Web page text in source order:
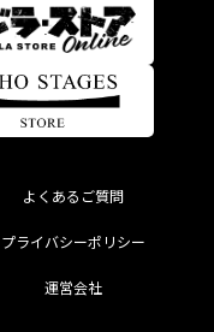
よくあるご質問
プライバシーポリシー
運営会社